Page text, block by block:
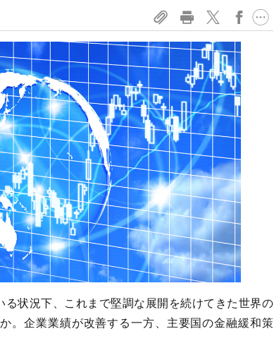
状況下、これまで堅調な展開を続けてきた世界の
。企業業績が改善する一方、主要国の金融緩和策